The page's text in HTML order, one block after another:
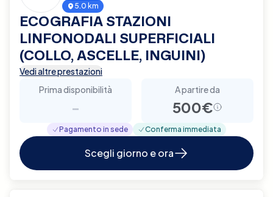
5.0 km
ECOGRAFIA STAZIONI
LINFONODALI SUPERFICIALI
(COLLO, ASCELLE, INGUINI)
Vedi altre prestazioni
Prima disponibilità
-
A partire da
500€
Pagamento in sede Conferma immediata
Scegli giorno e ora